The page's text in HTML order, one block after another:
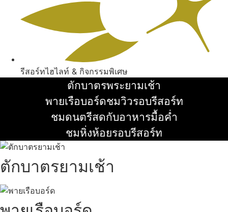
รีสอร์ทไฮไลท์ & กิจกรรมพิเศษ
ตักบาตรพระยามเช้า
อ่านเพิ่ม
พายเรือบอร์ดชมวิวรอบรีสอร์ท
อ่านเพิ่ม
ชมดนตรีสดกับอาหารมื้อค่ำ
อ่านเพิ่ม
ชมหิ่งห้อยรอบรีสอร์ท
ตักบาตรยามเช้า